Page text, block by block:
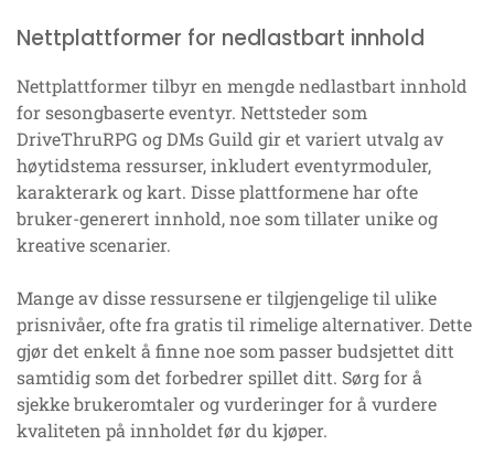
Nettplattformer for nedlastbart innhold
Nettplattformer tilbyr en mengde nedlastbart innhold
for sesongbaserte eventyr. Nettsteder som
DriveThruRPG og DMs Guild gir et variert utvalg av
høytidstema ressurser, inkludert eventyrmoduler,
karakterark og kart. Disse plattformene har ofte
bruker-generert innhold, noe som tillater unike og
kreative scenarier.
Mange av disse ressursene er tilgjengelige til ulike
prisnivåer, ofte fra gratis til rimelige alternativer. Dette
gjør det enkelt å finne noe som passer budsjettet ditt
samtidig som det forbedrer spillet ditt. Sørg for å
sjekke brukeromtaler og vurderinger for å vurdere
kvaliteten på innholdet før du kjøper.